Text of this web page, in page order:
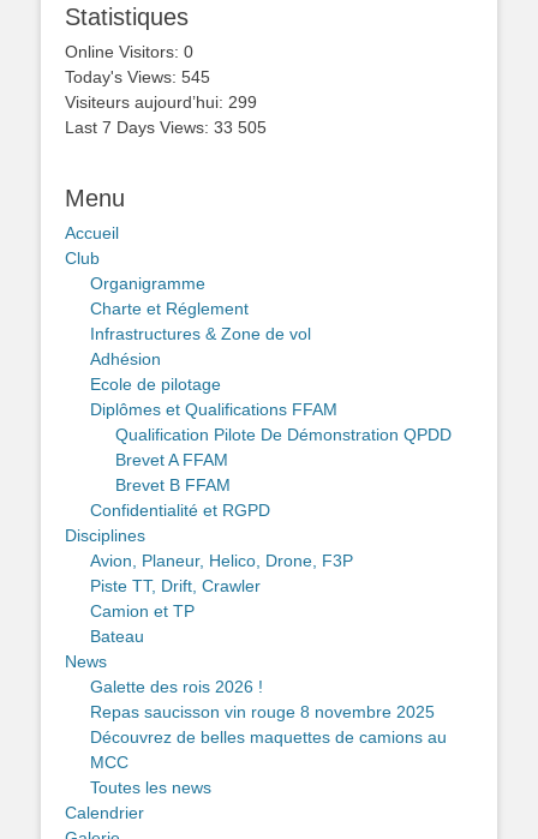
Statistiques
Online Visitors: 0
Today's Views: 545
Visiteurs aujourd’hui: 299
Last 7 Days Views: 33 505
Menu
Accueil
Club
Organigramme
Charte et Réglement
Infrastructures & Zone de vol
Adhésion
Ecole de pilotage
Diplômes et Qualifications FFAM
Qualification Pilote De Démonstration QPDD
Brevet A FFAM
Brevet B FFAM
Confidentialité et RGPD
Disciplines
Avion, Planeur, Helico, Drone, F3P
Piste TT, Drift, Crawler
Camion et TP
Bateau
News
Galette des rois 2026 !
Repas saucisson vin rouge 8 novembre 2025
Découvrez de belles maquettes de camions au
MCC
Toutes les news
Calendrier